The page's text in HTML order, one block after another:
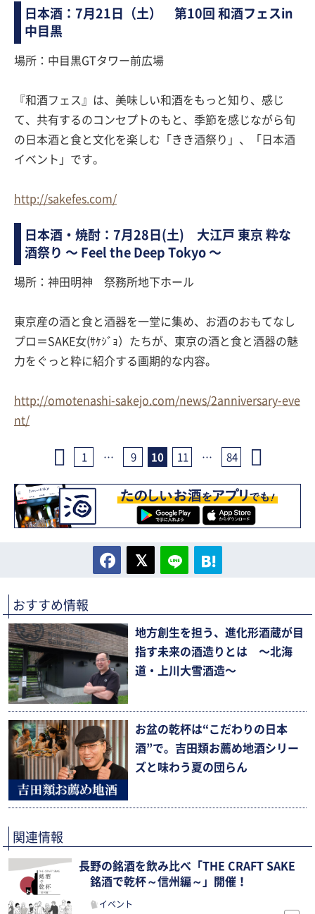
日本酒：7月21日（土） 第10回 和酒フェスin
中目黒
場所：中目黒GTタワー前広場
『和酒フェス』は、美味しい和酒をもっと知り、感じ
て、共有するのコンセプトのもと、季節を感じながら旬
の日本酒と食と文化を楽しむ「きき酒祭り」、「日本酒
イベント」です。
http://sakefes.com/
日本酒・焼酎：7月28日(土) 大江戸 東京 粋な
酒祭り 〜 Feel the Deep Tokyo 〜
場所：神田明神 祭務所地下ホール
東京産の酒と食と酒器を一堂に集め、お酒のおもてなし
プロ＝SAKE女(ｻｹｼﾞｮ）たちが、東京の酒と食と酒器の魅
力をぐっと粋に紹介する画期的な内容。
http://omotenashi-sakejo.com/news/2anniversary-eve
nt/
1 … 9 10 11 … 84
おすすめ情報
地方創生を担う、進化形酒蔵が目
指す未来の酒造りとは 〜北海
道・上川大雪酒造〜
お盆の乾杯は“こだわりの日本
酒”で。吉田類お薦め地酒シリー
ズと味わう夏の団らん
関連情報
長野の銘酒を飲み比べ「THE CRAFT SAKE
銘酒で乾杯～信州編～」開催！
イベント